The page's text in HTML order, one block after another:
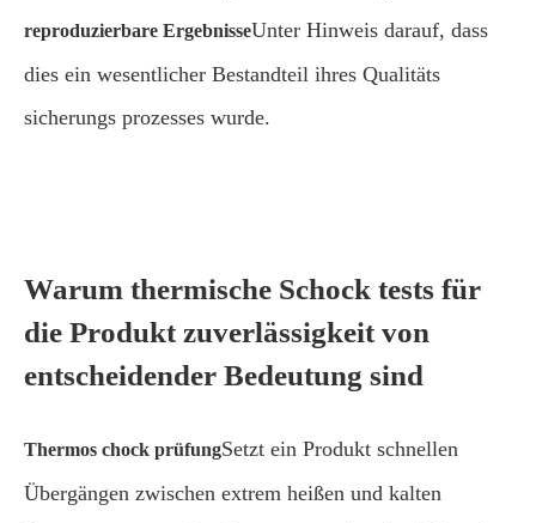
reproduzierbare ErgebnisseUnter Hinweis darauf, dass
dies ein wesentlicher Bestandteil ihres Qualitäts
sicherungs prozesses wurde.
Warum thermische Schock tests für
die Produkt zuverlässigkeit von
entscheidender Bedeutung sind
Thermos chock prüfungSetzt ein Produkt schnellen
Übergängen zwischen extrem heißen und kalten